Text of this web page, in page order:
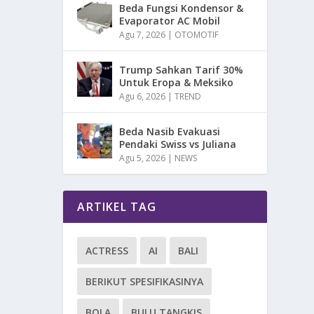
Beda Fungsi Kondensor &
Evaporator AC Mobil
Agu 7, 2026 | OTOMOTIF
Trump Sahkan Tarif 30%
Untuk Eropa & Meksiko
Agu 6, 2026 |TREND
Beda Nasib Evakuasi
Pendaki Swiss vs Juliana
Agu 5, 2026 | NEWS
ARTIKEL TAG
ACTRESS AI BALI
BERIKUT SPESIFIKASINYA